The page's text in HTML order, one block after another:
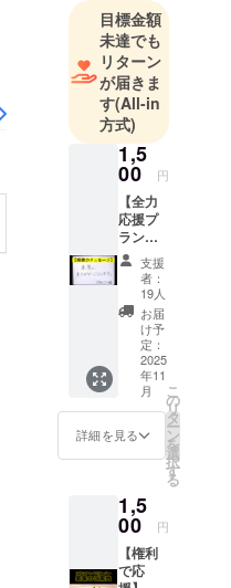
奮闘中。
まず僕が料
理に興味を
持ったきっ
かけが「モ
テたい！」
からでし
恥ずかしな
がら当時の
僕は直感的
に料理ので
きる男子は
思っていま
した・・・
(笑)
の世界に入
り、日本食
を勉強。
東京で働く
目標金額
未達でも
リターン
が届きま
す(All-in
方式)
1,5
00 円
【全力
応援プ
ラン】
こんな
方にお
すすめ
・リ
ターン
不要で
お気持
ちで応
援くだ
さる方
・プロ
ジェク
トの想
感して
くだ
さった
方 ・と
まと
支援
者：
19人
お届
け予
定：
2025
年11
月
詳細を見る
こ
の
リ
タ
ー
ン
を
選
択
す
る
1,5
00 円
【権利
で応